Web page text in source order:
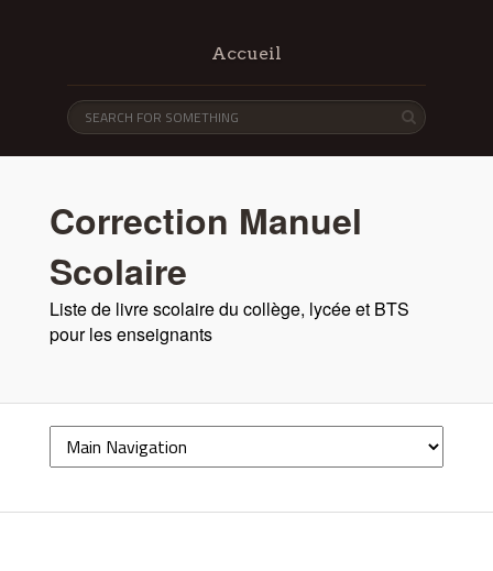
Accueil
Correction Manuel
Scolaire
Liste de livre scolaire du collège, lycée et BTS
pour les enseignants